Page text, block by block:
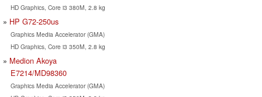
HD Graphics, Core i3 380M, 2.8 kg
HP G72-250us
Graphics Media Accelerator (GMA)
HD Graphics, Core i3 350M, 2.8 kg
Medion Akoya
E7214/MD98360
Graphics Media Accelerator (GMA)